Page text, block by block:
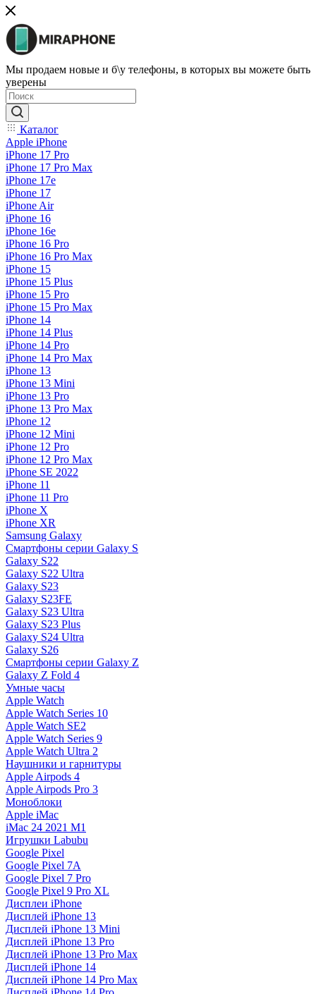
Мы продаем новые и б\у телефоны, в которых вы можете быть
уверены
Каталог
Apple iPhone
iPhone 17 Pro
iPhone 17 Pro Max
iPhone 17e
iPhone 17
iPhone Air
iPhone 16
iPhone 16e
iPhone 16 Pro
iPhone 16 Pro Max
iPhone 15
iPhone 15 Plus
iPhone 15 Pro
iPhone 15 Pro Max
iPhone 14
iPhone 14 Plus
iPhone 14 Pro
iPhone 14 Pro Max
iPhone 13
iPhone 13 Mini
iPhone 13 Pro
iPhone 13 Pro Max
iPhone 12
iPhone 12 Mini
iPhone 12 Pro
iPhone 12 Pro Max
iPhone SE 2022
iPhone 11
iPhone 11 Pro
iPhone X
iPhone XR
Samsung Galaxy
Смартфоны серии Galaxy S
Galaxy S22
Galaxy S22 Ultra
Galaxy S23
Galaxy S23FE
Galaxy S23 Ultra
Galaxy S23 Plus
Galaxy S24 Ultra
Galaxy S26
Смартфоны серии Galaxy Z
Galaxy Z Fold 4
Умные часы
Apple Watch
Apple Watch Series 10
Apple Watch SE2
Apple Watch Series 9
Apple Watch Ultra 2
Наушники и гарнитуры
Apple Airpods 4
Apple Airpods Pro 3
Моноблоки
Apple iMac
iMac 24 2021 M1
Игрушки Labubu
Google Pixel
Google Pixel 7А
Google Pixel 7 Pro
Google Pixel 9 Pro XL
Дисплеи iPhone
Дисплей iPhone 13
Дисплей iPhone 13 Mini
Дисплей iPhone 13 Pro
Дисплей iPhone 13 Pro Max
Дисплей iPhone 14
Дисплей iPhone 14 Pro Max